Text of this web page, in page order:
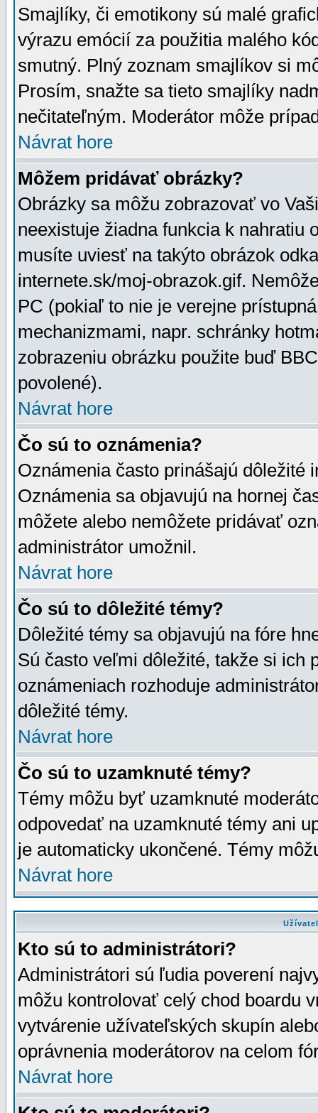
Smajlíky, či emotikony sú malé
výrazu emócií za použitia malého
smutný. Plný zoznam smajlíkov si
Prosím, snažte sa tieto smajlíky
nečitateľným. Moderátor môže
Návrat hore
Môžem pridávať obrázky?
Obrázky sa môžu zobrazovať vo
neexistuje žiadna funkcia k nahratiu
musíte uviesť na takýto obrázok
internete.sk/moj-obrazok.gif.
PC (pokiaľ to nie je verejne
mechanizmami, napr. schránky
zobrazeniu obrázku použite buď
povolené).
Návrat hore
Čo sú to oznámenia?
Oznámenia často prinášajú dôležité
Oznámenia sa objavujú na hornej
môžete alebo nemôžete pridávať
administrátor umožnil.
Návrat hore
Čo sú to dôležité témy?
Dôležité témy sa objavujú na fóre
Sú často veľmi dôležité, takže si ich
oznámeniach rozhoduje
dôležité témy.
Návrat hore
Čo sú to uzamknuté témy?
Témy môžu byť uzamknuté
odpovedať na uzamknuté témy ani
je automaticky ukončené. Témy
Návrat hore
Kto sú to administrátori?
Administrátori sú ľudia poverení
môžu kontrolovať celý chod boardu
vytvárenie užívateľských skupín
oprávnenia moderátorov na celom
Návrat hore